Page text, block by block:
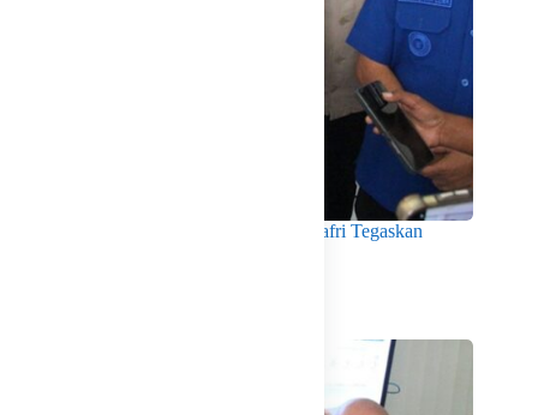
Menko Pangan Tinjau KNMP Untia, Munafri Tegaskan